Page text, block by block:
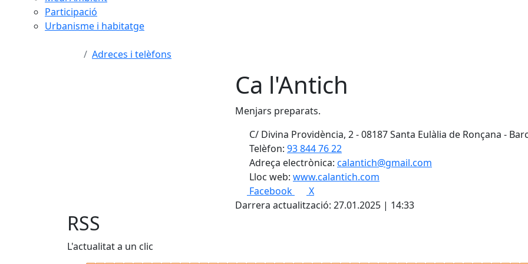
Participació
Urbanisme i habitatge
Adreces i telèfons
Ca l'Antich
Menjars preparats.
C/ Divina Providència, 2 - 08187 Santa Eulàlia de Ronçana -
Telèfon: 93 844 76 22
Adreça electrònica: calantich@gmail.com
Lloc web: www.calantich.com
Facebook
X
Darrera actualització: 27.01.2025 | 14:33
RSS
L'actualitat a un clic